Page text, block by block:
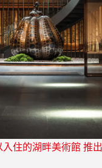
住的湖畔美術館 推